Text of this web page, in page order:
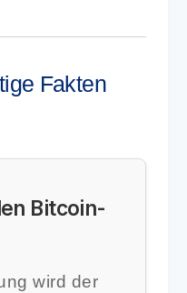
Fakten
Bitcoin-
wird der